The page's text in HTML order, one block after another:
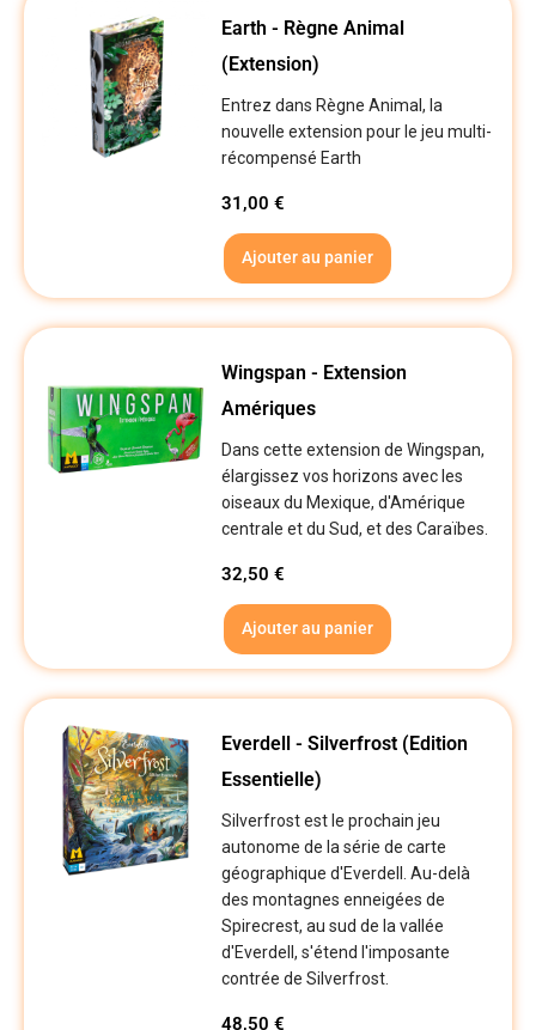
Earth - Règne Animal
(Extension)
Entrez dans Règne Animal, la
nouvelle extension pour le jeu multi-
récompensé Earth
31,00€
Ajouter au panier
Wingspan - Extension
Amériques
Dans cette extension de Wingspan,
élargissez vos horizons avec les
oiseaux du Mexique, d'Amérique
centrale et du Sud, et des Caraïbes.
32,50€
Ajouter au panier
Everdell - Silverfrost (Edition
Essentielle)
Silverfrost est le prochain jeu
autonome de la série de carte
géographique d'Everdell. Au-delà
des montagnes enneigées de
Spirecrest, au sud de la vallée
d'Everdell, s'étend l'imposante
contrée de Silverfrost.
48,50€